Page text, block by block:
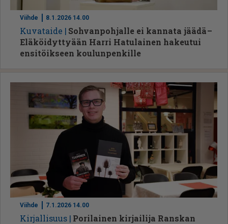
Viihde 8.1.2026 14.00
Ku­va­tai­de
Sohvanpohjalle ei kannata jäädä –
Eläköidyttyään Harri Hatulainen hakeutui
ensitöikseen koulunpenkille
Viihde 7.1.2026 14.00
Kir­jal­li­suus Porilainen kirjailija Ranskan